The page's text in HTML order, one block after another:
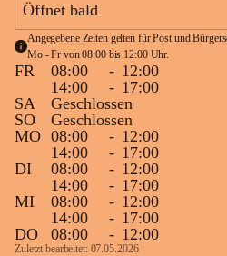
Öffnet bald
Angegebene Zeiten gelten für Post und
Mo - Fr von 08:00 bis 12:00 Uhr.
FR 08:00 - 12:00
14:00
- 17:00
SA
Geschlossen
SO
Geschlossen
MO 08:00 - 12:00
14:00
- 17:00
DI
08:00 - 12:00
14:00
- 17:00
MI
08:00 - 12:00
14:00
- 17:00
DO
08:00 - 12:00
Zuletzt bearbeitet: 07.05.2026